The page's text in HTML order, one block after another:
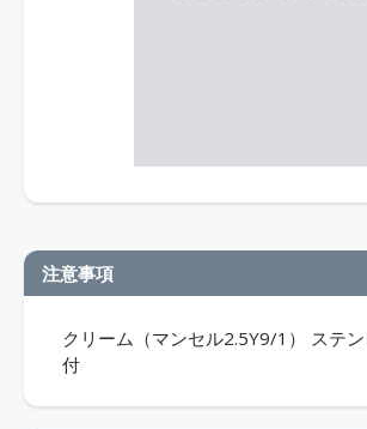
注意事項
クリーム（マンセル2.5Y9/1） ステ
付